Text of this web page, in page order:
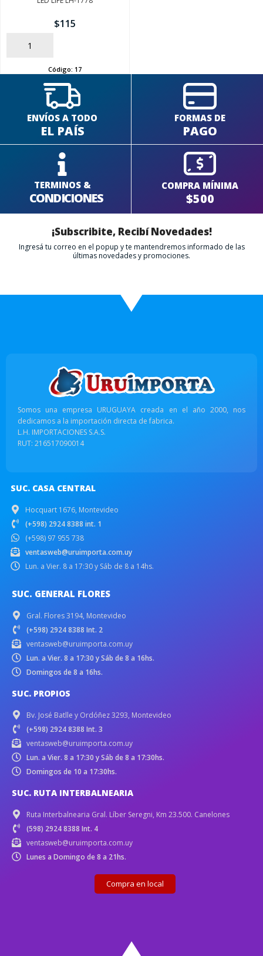
$115
AÑADIR
Código: 17
ENVÍOS A TODO
EL PAÍS
FORMAS DE
PAGO
TERMINOS &
CONDICIONES
COMPRA MÍNIMA
$500
¡Subscribite, Recibí Novedades!
Ingresá tu correo en el popup y te mantendremos informado de las
últimas novedades y promociones.
Somos una empresa URUGUAYA creada en el año 2000, nos
dedicamos a la importación directa de fabrica.
L.H. IMPORTACIONES S.A.S.
RUT: 216517090014
SUC. CASA CENTRAL
Hocquart 1676, Montevideo
(+598) 2924 8388 int. 1
(+598) 97 955 738
ventasweb@uruimporta.com.uy
Lun. a Vier. 8 a 17:30 y Sáb de 8 a 14hs.
SUC. GENERAL FLORES
Gral. Flores 3194, Montevideo
(+598) 2924 8388 Int. 2
ventasweb@uruimporta.com.uy
Lun. a Vier. 8 a 17:30 y Sáb de 8 a 16hs.
Domingos de 8 a 16hs.
SUC. PROPIOS
Bv. José Batlle y Ordóñez 3293, Montevideo
(+598) 2924 8388 Int. 3
ventasweb@uruimporta.com.uy
Lun. a Vier. 8 a 17:30 y Sáb de 8 a 17:30hs.
Domingos de 10 a 17:30hs.
SUC. RUTA INTERBALNEARIA
Ruta Interbalnearia Gral. Líber Seregni, Km 23.500. Canelones
(598) 2924 8388 Int. 4
ventasweb@uruimporta.com.uy
Lunes a Domingo de 8 a 21hs.
Compra en local